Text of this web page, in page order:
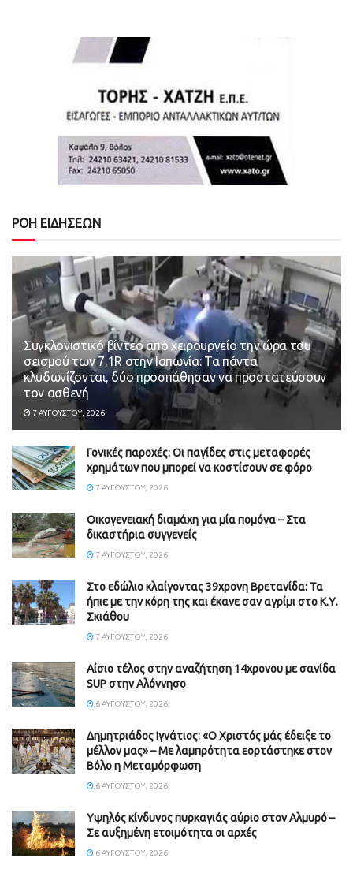
ΡΟΗ ΕΙΔΗΣΕΩΝ
Συγκλονιστικό βίντεο από χειρουργείο την ώρα του
σεισμού των 7,1R στην Ιαπωνία: Τα πάντα
κλυδωνίζονται, δύο προσπάθησαν να προστατεύσουν
τον ασθενή
7 ΑΥΓΟΎΣΤΟΥ, 2026
Γονικές παροχές: Οι παγίδες στις μεταφορές
χρημάτων που μπορεί να κοστίσουν σε φόρο
7 ΑΥΓΟΎΣΤΟΥ, 2026
Οικογενειακή διαμάχη για μία πομόνα – Στα
δικαστήρια συγγενείς
7 ΑΥΓΟΎΣΤΟΥ, 2026
Στο εδώλιο κλαίγοντας 39χρονη Βρετανίδα: Τα
ήπιε με την κόρη της και έκανε σαν αγρίμι στο Κ.Υ.
Σκιάθου
7 ΑΥΓΟΎΣΤΟΥ, 2026
Αίσιο τέλος στην αναζήτηση 14χρονου με σανίδα
SUP στην Αλόννησο
6 ΑΥΓΟΎΣΤΟΥ, 2026
Δημητριάδος Ιγνάτιος: «Ο Χριστός μάς έδειξε το
μέλλον μας» – Με λαμπρότητα εορτάστηκε στον
Βόλο η Μεταμόρφωση
6 ΑΥΓΟΎΣΤΟΥ, 2026
Υψηλός κίνδυνος πυρκαγιάς αύριο στον Αλμυρό –
Σε αυξημένη ετοιμότητα οι αρχές
6 ΑΥΓΟΎΣΤΟΥ, 2026